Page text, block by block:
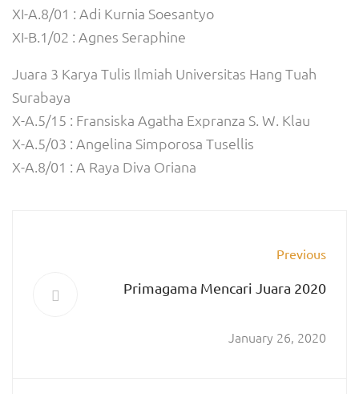
XI-A.8/01 : Adi Kurnia Soesantyo
XI-B.1/02 : Agnes Seraphine
Juara 3 Karya Tulis Ilmiah Universitas Hang Tuah
Surabaya
X-A.5/15 : Fransiska Agatha Expranza S. W. Klau
X-A.5/03 : Angelina Simporosa Tusellis
X-A.8/01 : A Raya Diva Oriana
Previous
Primagama Mencari Juara 2020
January 26, 2020